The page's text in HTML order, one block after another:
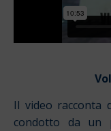
Il video racconta
condotto da un